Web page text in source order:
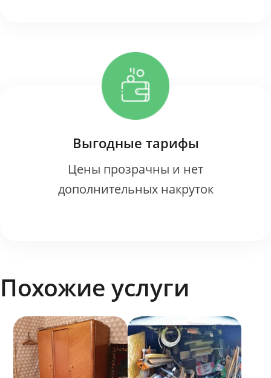
Выгодные тарифы
Цены прозрачны и нет
дополнительных накруток
Похожие услуги